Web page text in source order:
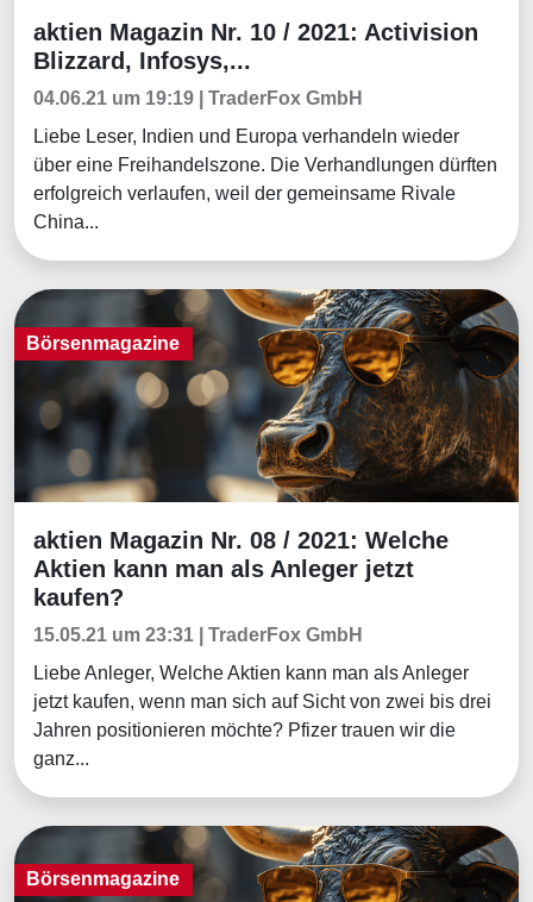
Börsenmagazine
aktien Magazin Nr. 10 / 2021: Activision
Blizzard, Infosys,...
04.06.21 um 19:19 | TraderFox GmbH
Liebe Leser, Indien und Europa verhandeln wieder
über eine Freihandelszone. Die Verhandlungen dürften
erfolgreich verlaufen, weil der gemeinsame Rivale
China...
Börsenmagazine
Börsenmagazine
aktien Magazin Nr. 08 / 2021: Welche
Aktien kann man als Anleger jetzt
kaufen?
15.05.21 um 23:31 | TraderFox GmbH
Liebe Anleger, Welche Aktien kann man als Anleger
jetzt kaufen, wenn man sich auf Sicht von zwei bis drei
Jahren positionieren möchte? Pfizer trauen wir die
ganz...
Börsenmagazine